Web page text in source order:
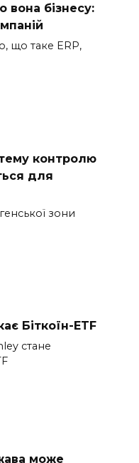
вона бізнесу:
що таке ERP,
контролю
для
зони
Біткоїн-ETF
стане
може